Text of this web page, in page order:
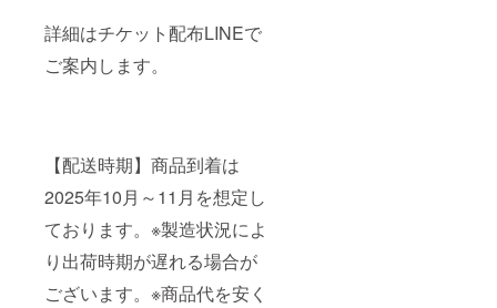
詳細はチケット配布LINEで
ご案内します。
【配送時期】商品到着は
2025年10月～11月を想定し
ております。※製造状況によ
り出荷時期が遅れる場合が
ございます。※商品代を安く